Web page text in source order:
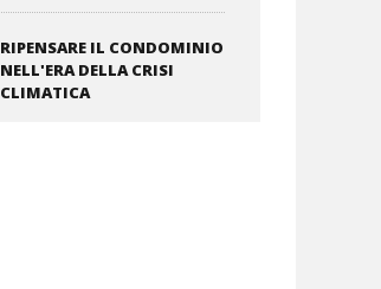
RIPENSARE IL CONDOMINIO
NELL'ERA DELLA CRISI
CLIMATICA